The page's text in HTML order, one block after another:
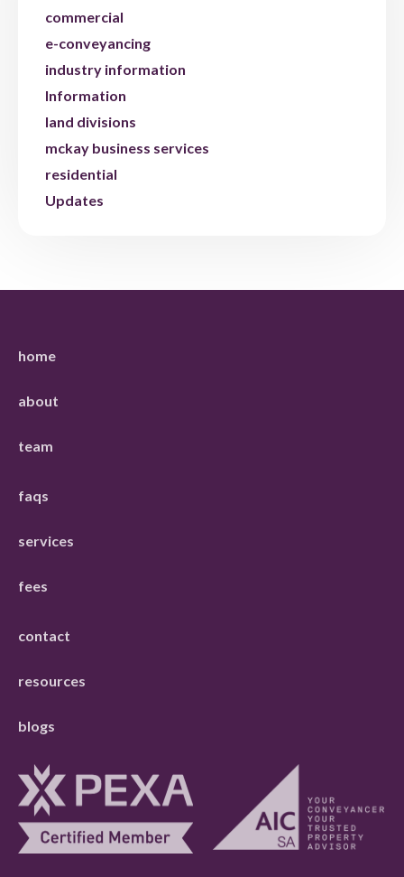
commercial
e-conveyancing
industry information
Information
land divisions
mckay business services
residential
Updates
home
about
team
faqs
services
fees
contact
resources
blogs